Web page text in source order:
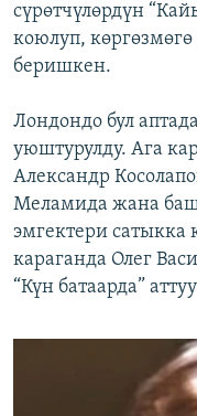
сүрөтчүлөрдүн
коюлуп,
беришкен.
Лондондо бул
уюштурулду. Ага
Александр
Меламида жана
эмгектери сатыкка
караганда Олег
“Күн батаарда”